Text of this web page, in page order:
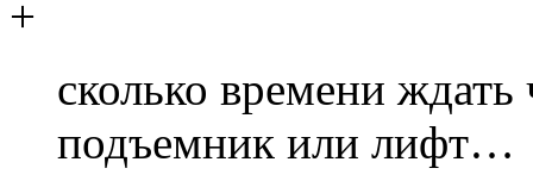
сколько времени
подъемник или лифт…